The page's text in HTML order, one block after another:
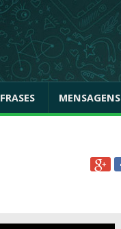
FRASES MENSAGENS